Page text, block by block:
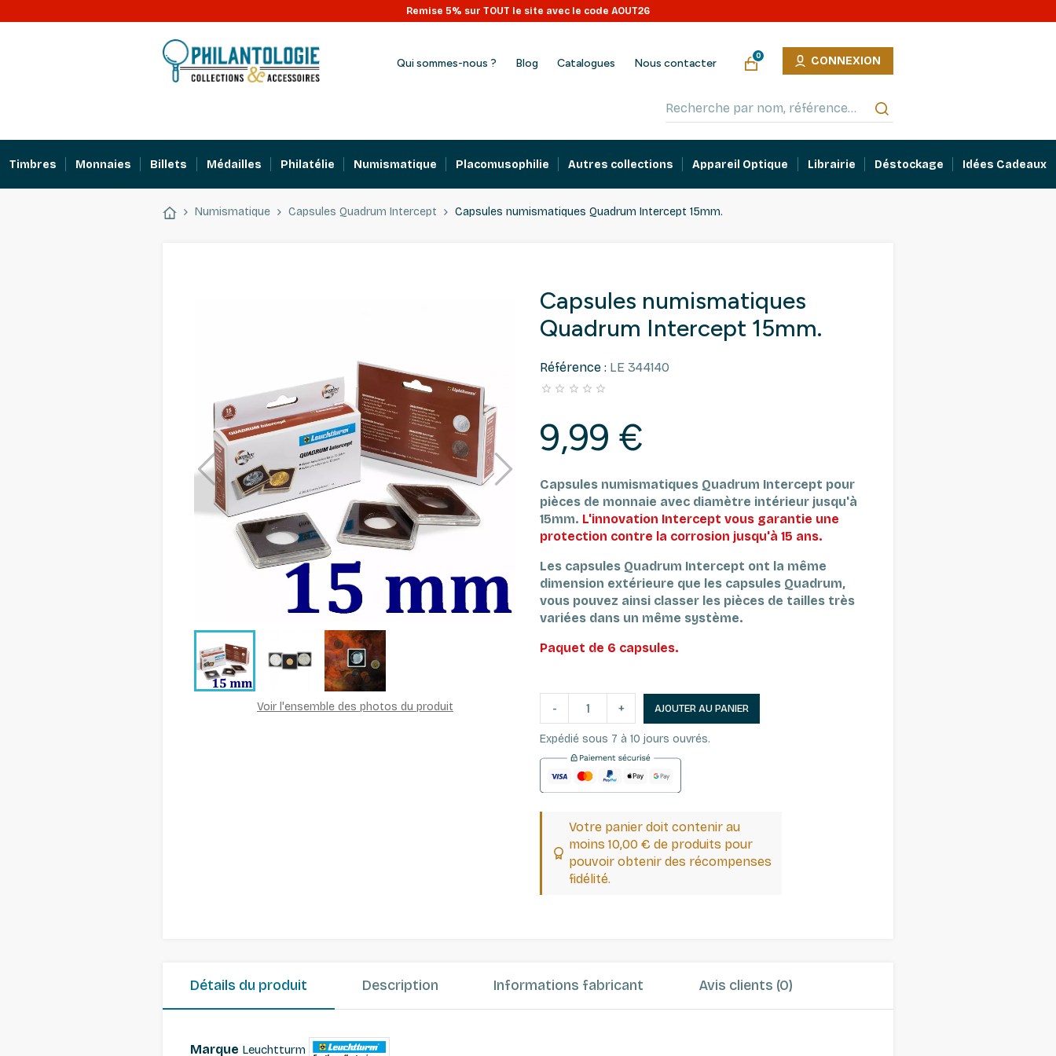
Remise 5% sur TOUT le site avec le code AOUT26
Qui sommes-nous ? Blog Catalogues Nous contacter
0 CONNEXION
Timbres Monnaies Billets Médailles Philatélie Numismatique Placomusophilie Autres collections Appareil Optique Librairie Déstockage Idées Cadeaux
Numismatique Capsules Quadrum Intercept Capsules numismatiques Quadrum Intercept 15mm.
Voir l'ensemble des photos du produit
Capsules numismatiques
Quadrum Intercept 15mm.
Référence : LE 344140
    
9,99 €
Capsules numismatiques Quadrum Intercept pour
pièces de monnaie avec diamètre intérieur jusqu'à
15mm. L'innovation Intercept vous garantie une
protection contre la corrosion jusqu'à 15 ans.
Les capsules Quadrum Intercept ont la même
dimension extérieure que les capsules Quadrum,
vous pouvez ainsi classer les pièces de tailles très
variées dans un même système.
Paquet de 6 capsules.
- + AJOUTER AU PANIER
Expédié sous 7 à 10 jours ouvrés.
Votre panier doit contenir au
moins 10,00 € de produits pour
pouvoir obtenir des récompenses
fidélité.
Détails du produit Description Informations fabricant Avis clients (0)
Marque Leuchtturm